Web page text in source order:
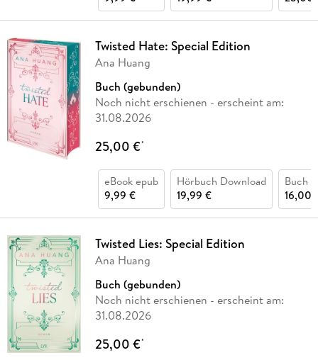
Twisted Hate: Special Edition
Ana Huang
Buch (gebunden)
Noch nicht erschienen - erscheint am:
31.08.2026
25,00 €*
eBook epub
9,99 €
Hörbuch Download
19,99 €
Buch
16,00
Twisted Lies: Special Edition
Ana Huang
Buch (gebunden)
Noch nicht erschienen - erscheint am:
31.08.2026
25,00 €*